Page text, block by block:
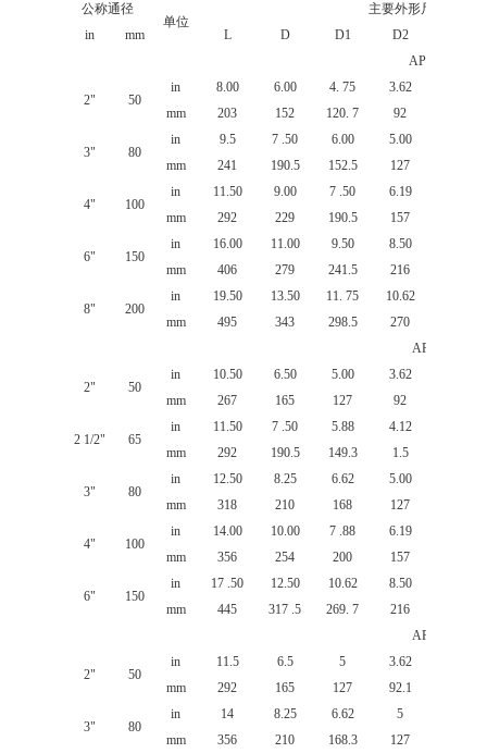
公称通径
单位
主要外形尺寸和连
in
mm L D D1 D2
API 1500Lb
2" 50
in 8.00 6.00 4. 75 3.62
mm
203 152 120. 7 92
3" 80
in 9.5 7 .50 6.00 5.00
mm
241 190.5 152.5 127
4" 100
in 11.50 9.00 7 .50 6.19
mm
292 229 190.5 157
6" 150
in 16.00 11.00 9.50 8.50
mm
406 279 241.5 216
8" 200
in 19.50 13.50 11. 75 10.62
mm
495 343 298.5 270
API 300Lb
2" 50
in 10.50 6.50 5.00 3.62
mm
267 165 127 92
2 1/2" 65
in 11.50 7 .50 5.88 4.12
mm
292 190.5 149.3 1.5
3" 80
in 12.50 8.25 6.62 5.00
mm
318 210 168 127
4" 100
in 14.00 10.00 7 .88 6.19
mm
356 254 200 157
6" 150
in 17 .50 12.50 10.62 8.50
mm
445 317 .5 269. 7 216
API 600Lb
2" 50
in 11.5 6.5 5 3.62
mm
292 165 127 92.1
3" 80
in 14 8.25 6.62 5
mm
356 210 168.3 127